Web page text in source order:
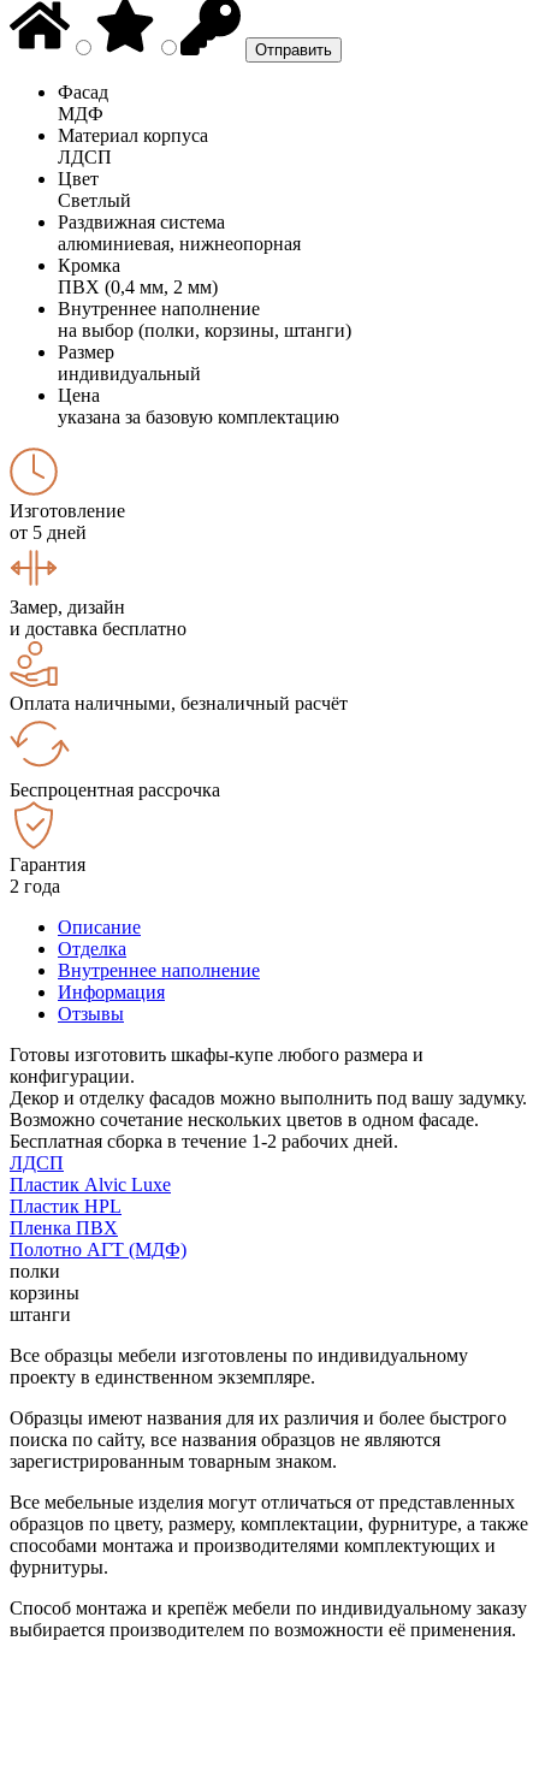
Фасад
МДФ
Материал корпуса
ЛДСП
Цвет
Светлый
Раздвижная система
алюминиевая, нижнеопорная
Кромка
ПВХ (0,4 мм, 2 мм)
Внутреннее наполнение
на выбор (полки, корзины, штанги)
Размер
индивидуальный
Цена
указана за базовую комплектацию
Изготовление
от 5 дней
Замер, дизайн
и доставка бесплатно
Оплата наличными, безналичный расчёт
Беспроцентная рассрочка
Гарантия
2 года
Описание
Отделка
Внутреннее наполнение
Информация
Отзывы
Готовы изготовить шкафы-купе любого размера и
конфигурации.
Декор и отделку фасадов можно выполнить под вашу задумку.
Возможно сочетание нескольких цветов в одном фасаде.
Бесплатная сборка в течение 1-2 рабочих дней.
ЛДСП
Пластик Alvic Luxe
Пластик HPL
Пленка ПВХ
Полотно АГТ (МДФ)
полки
корзины
штанги
Все образцы мебели изготовлены по индивидуальному
проекту в единственном экземпляре.
Образцы имеют названия для их различия и более быстрого
поиска по сайту, все названия образцов не являются
зарегистрированным товарным знаком.
Все мебельные изделия могут отличаться от представленных
образцов по цвету, размеру, комплектации, фурнитуре, а также
способами монтажа и производителями комплектующих и
фурнитуры.
Способ монтажа и крепёж мебели по индивидуальному заказу
выбирается производителем по возможности её применения.